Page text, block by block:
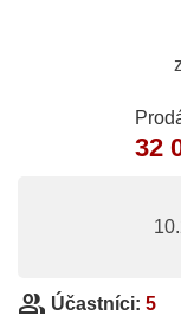
32
group Účastníci: 5